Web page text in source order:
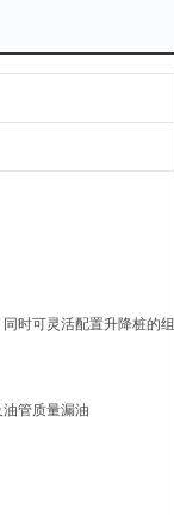
时可灵活配置升降桩的组
管质量漏油